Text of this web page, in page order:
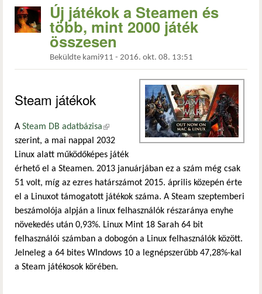
Új játékok a Steamen és
több, mint 2000 játék
összesen
Beküldte kami911 - 2016. okt. 08. 13:51
Steam játékok
A Steam DB adatbázisa(külső hivatkozás)
szerint, a mai nappal 2032
Linux alatt működőképes játék
érhető el a Steamen. 2013 januárjában ez a szám még csak
51 volt, míg az ezres határszámot 2015. április közepén érte
el a Linuxot támogatott játékok száma. A Steam szeptemberi
beszámolója alpján a linux felhasználók részaránya enyhe
növekedés után 0,93%. Linux Mint 18 Sarah 64 bit
felhasználói számban a dobogón a Linux felhasználók között.
Jelneleg a 64 bites WIndows 10 a legnépszerűbb 47,28%-kal
a Steam játékosok körében.